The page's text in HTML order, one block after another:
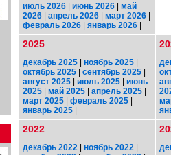
июль 2026 | июнь 2026 | май
2026 | апрель 2026 | март 2026 |
февраль 2026 | январь 2026 |
2025
декабрь 2025 | ноябрь 2025 |
октябрь 2025 | сентябрь 2025 |
август 2025 | июль 2025 | июнь
2025 | май 2025 | апрель 2025 |
март 2025 | февраль 2025 |
январь 2025 |
2022
декабрь 2022 | ноябрь 2022 |